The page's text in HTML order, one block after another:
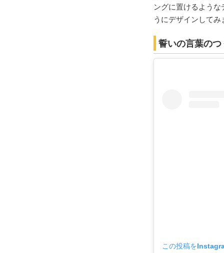
ングに置けるよう
うにデザインしてみ
誓いの言葉のつ
この投稿を